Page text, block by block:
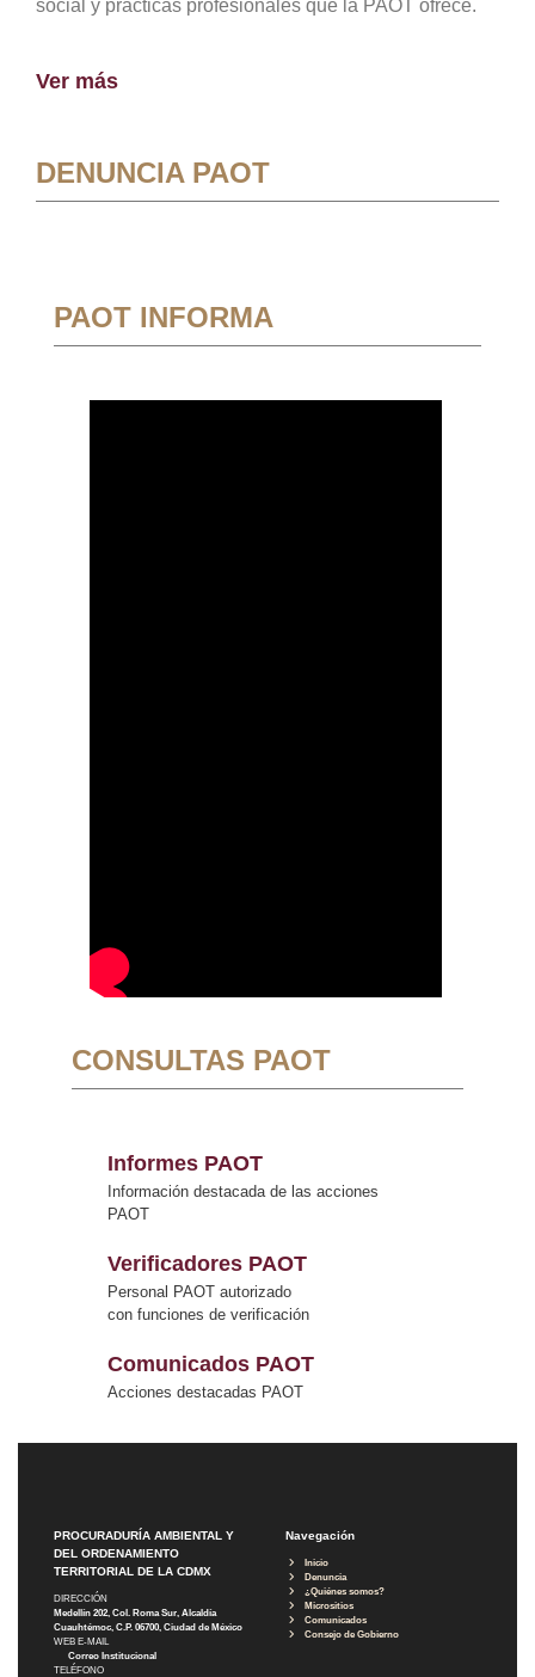
social y prácticas profesionales que la PAOT ofrece.
Ver más
DENUNCIA PAOT
PAOT INFORMA
CONSULTAS PAOT
Informes PAOT
Información destacada de las acciones
PAOT
Verificadores PAOT
Personal PAOT autorizado
con funciones de verificación
Comunicados PAOT
Acciones destacadas PAOT
PROCURADURÍA AMBIENTAL Y
DEL ORDENAMIENTO
TERRITORIAL DE LA CDMX
DIRECCIÓN
Medellín 202, Col. Roma Sur, Alcaldía
Cuauhtémoc, C.P. 06700, Ciudad de México
WEB E-MAIL
Correo Institucional
TELÉFONO
Navegación
Inicio
Denuncia
¿Quiénes somos?
Micrositios
Comunicados
Consejo de Gobierno